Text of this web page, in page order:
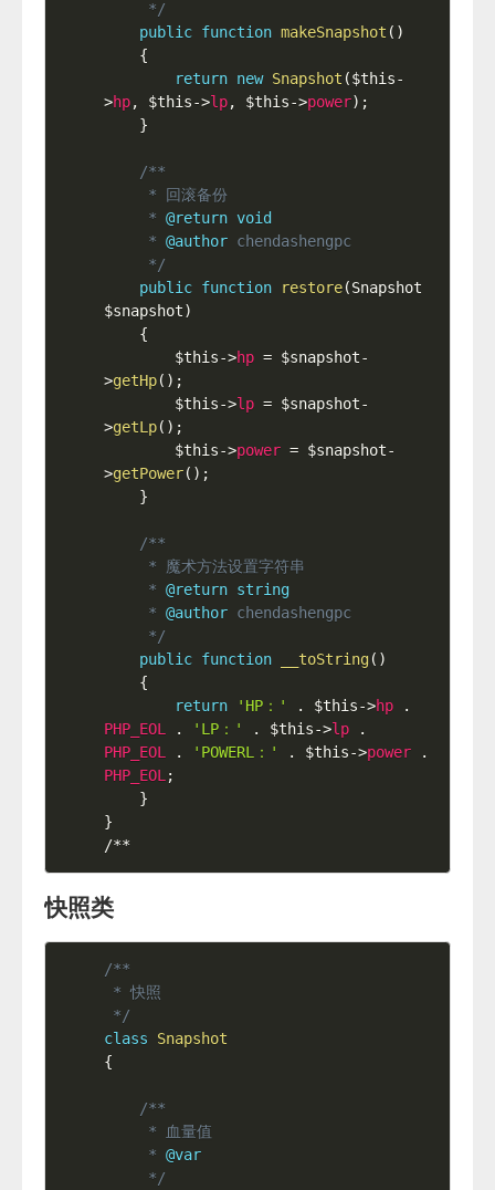
     */
public function makeSnapshot ( )
{
return new Snapshot ($this-
>hp, $this->lp, $this->power) ;
}
/**
     *
@return void
     *
@author chendashengpc
     */
public function restore(
$snapshot)
{
$this->hp = $snapshot-
>getHp( ) ;
$this->lp = $snapshot-
>getLp( ) ;
$this->power = $snapshot-
>getPower( ) ;
}
/**
     *
@return string
     *
@author chendashengpc
     */
public function __toString( )
{
return
'HP：' . $this->hp
.
PHP_EOL
. 'LP：' . $this->lp
.
PHP_EOL
. 'POWERL：' . $this->power
.
PHP_EOL ;
}
}
/**
快照类
/**
*/
class
Snapshot
{
/**
     *
@var
     */